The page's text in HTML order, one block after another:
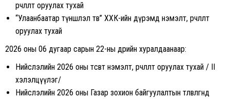
өөрчлөлт оруулах тухай
“Улаанбаатар түншлэл төв” ХХК-ийн дүрэмд нэмэлт, өөрчлөлт
оруулах тухай
2026 оны 06 дугаар сарын 22-ны өдрийн хуралдаанаар:
Нийслэлийн 2026 оны төсөвт нэмэлт, өөрчлөлт оруулах тухай / II
хэлэлцүүлэг/
Нийслэлийн 2026 оны Газар зохион байгуулалтын төлөвлөгөөнд